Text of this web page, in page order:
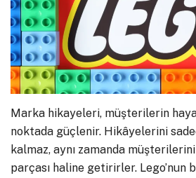
Marka hikayeleri, müşterilerin
noktada güçlenir. Hikâyelerini
kalmaz, aynı zamanda
parçası haline getirirler. Lego’nun